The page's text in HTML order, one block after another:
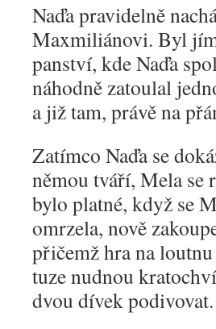
Naďa pravidelně
Maxmiliánovi. Byl
panství, kde Naďa
náhodně zatoulal
a již tam, právě na
Zatímco Naďa se
němou tváří, Mela se
bylo platné, když se
omrzela, nově
přičemž hra na
tuze nudnou
dvou dívek podivovat.